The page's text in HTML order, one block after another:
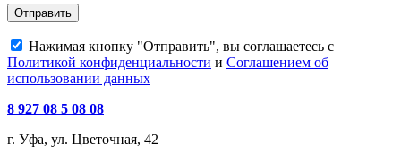
Отправить
Нажимая кнопку "Отправить", вы соглашаетесь с
Политикой конфиденциальности и Соглашением об
использовании данных
8 927 08 5 08 08
г. Уфа, ул. Цветочная, 42